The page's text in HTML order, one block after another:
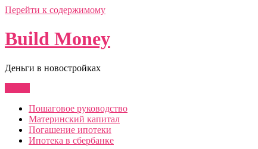
Перейти к содержимому
Build Money
Деньги в новостройках
Пошаговое руководство
Материнский капитал
Погашение ипотеки
Ипотека в сбербанке